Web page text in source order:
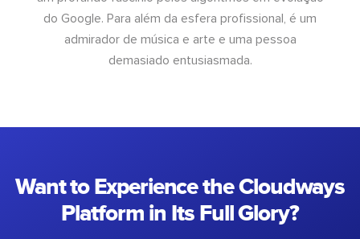
do Google. Para além da esfera profissional, é um
admirador de música e arte e uma pessoa
demasiado entusiasmada.
Want to Experience the Cloudways
Platform in Its Full Glory?